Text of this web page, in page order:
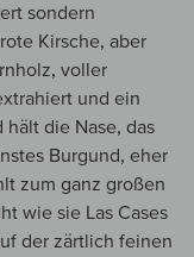
sondern
Kirsche, aber
voller
und ein
hält die Nase, das
Burgund, eher
zum ganz großen
wie sie Las Cases
der zärtlich feinen